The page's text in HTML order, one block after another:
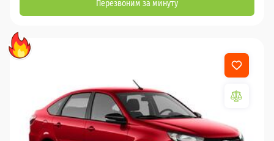
Перезвоним за минуту